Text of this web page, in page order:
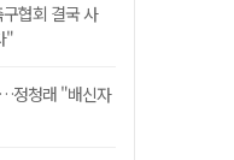
협회 결국 사
"
정청래 "배신자